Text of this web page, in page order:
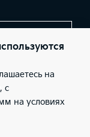
адрес: г.
56-05-05; ИНН:
Россия и СНГ»
8 800 301
ведут
на
с
на условиях